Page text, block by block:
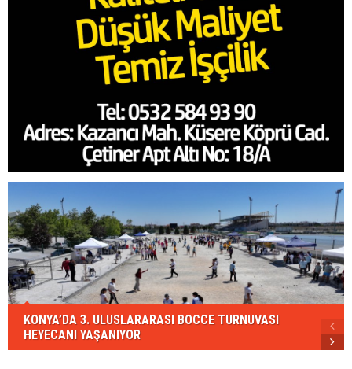
KONYA’DA 3. ULUSLARARASI BOCCE TURNUVASI
HEYECANI YAŞANIYOR